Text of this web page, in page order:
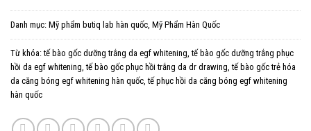
Danh mục: Mỹ phẩm butiq lab hàn quốc, Mỹ Phẩm Hàn Quốc
Từ khóa:tế bào gốc dưỡng trắng da egf whitening,tế bào gốc dưỡng trắng phục
hồi da egf whitening,tế bào gốc phục hồi trắng da dr drawing,tế bào gốc trẻ hóa
da căng bóng egf whitening hàn quốc,tế phục hồi da căng bóng egf whitening
hàn quốc